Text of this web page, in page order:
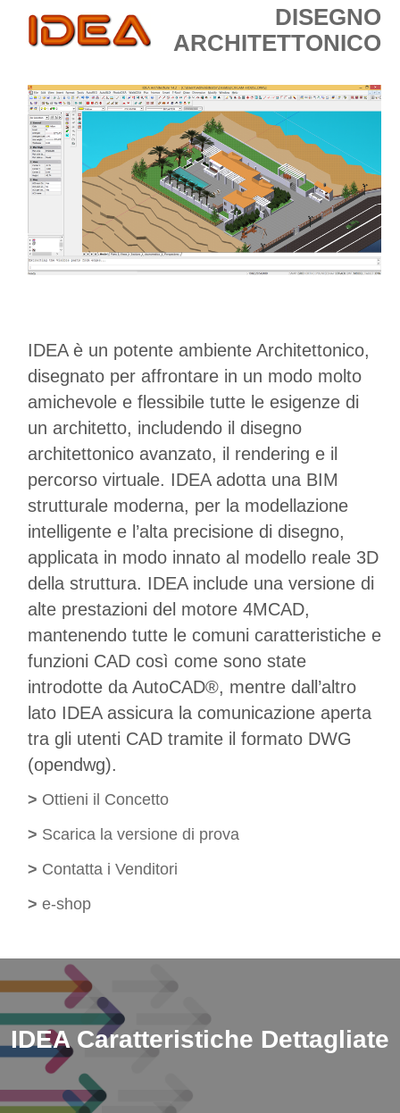
DISEGNO
ARCHITETTONICO
IDEA è un potente ambiente Architettonico,
disegnato per affrontare in un modo molto
amichevole e flessibile tutte le esigenze di
un architetto, includendo il disegno
architettonico avanzato, il rendering e il
percorso virtuale. IDEA adotta una BIM
strutturale moderna, per la modellazione
intelligente e l’alta precisione di disegno,
applicata in modo innato al modello reale 3D
della struttura. IDEA include una versione di
alte prestazioni del motore 4MCAD,
mantenendo tutte le comuni caratteristiche e
funzioni CAD così come sono state
introdotte da AutoCAD®, mentre dall’altro
lato IDEA assicura la comunicazione aperta
tra gli utenti CAD tramite il formato DWG
(opendwg).
> Ottieni il Concetto
> Scarica la versione di prova
> Contatta i Venditori
> e-shop
IDEA Caratteristiche Dettagliate